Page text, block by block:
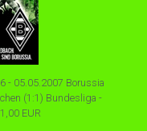
- 05.05.2007 Borussia
(1:1) Bundesliga -
EUR